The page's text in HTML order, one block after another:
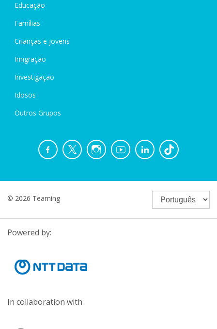
Educação
Famílias
Crianças e jovens
Imigração
Investigação
Idosos
Outros Grupos
© 2026 Teaming
Powered by:
In collaboration with: